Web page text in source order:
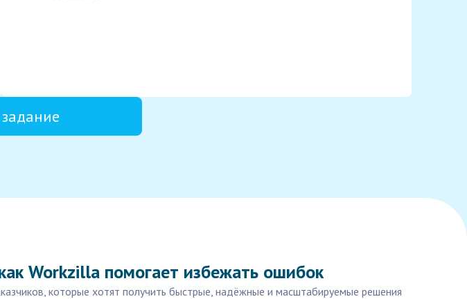
Workzilla помогает избежать ошибок
которые хотят получить быстрые, надёжные и масштабируемые решения